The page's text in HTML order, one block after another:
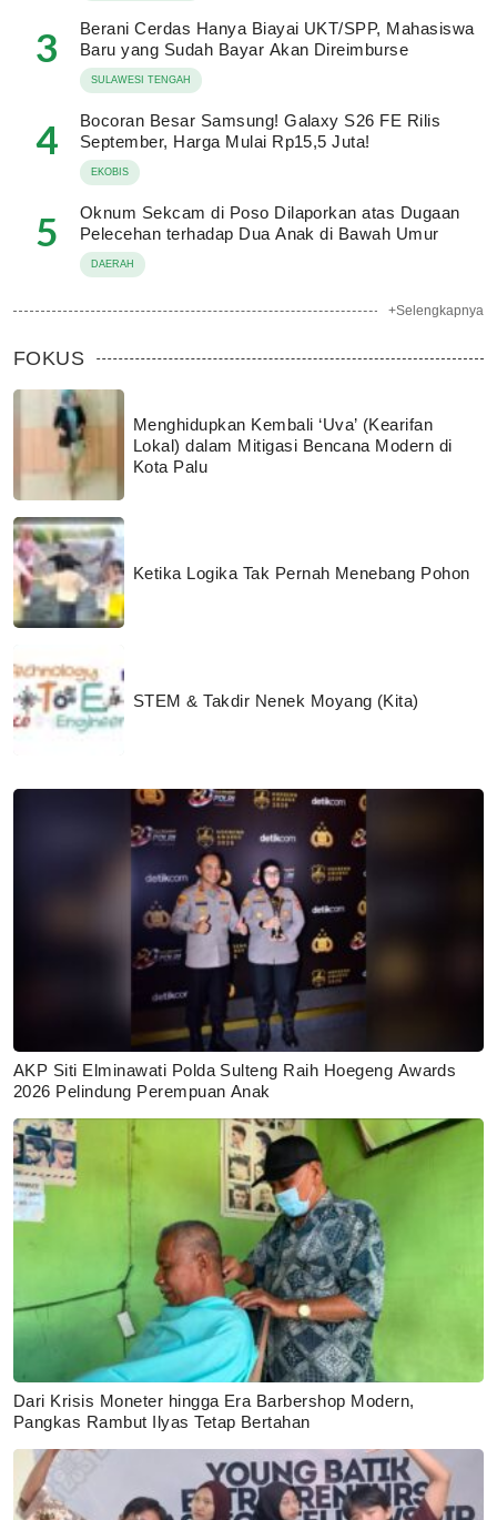
3
Berani Cerdas Hanya Biayai UKT/SPP, Mahasiswa
Baru yang Sudah Bayar Akan Direimburse
SULAWESI TENGAH
4
Bocoran Besar Samsung! Galaxy S26 FE Rilis
September, Harga Mulai Rp15,5 Juta!
EKOBIS
5
Oknum Sekcam di Poso Dilaporkan atas Dugaan
Pelecehan terhadap Dua Anak di Bawah Umur
DAERAH
+Selengkapnya
FOKUS
Menghidupkan Kembali ‘Uva’ (Kearifan
Lokal) dalam Mitigasi Bencana Modern di
Kota Palu
Ketika Logika Tak Pernah Menebang Pohon
STEM & Takdir Nenek Moyang (Kita)
AKP Siti Elminawati Polda Sulteng Raih Hoegeng Awards
2026 Pelindung Perempuan Anak
Dari Krisis Moneter hingga Era Barbershop Modern,
Pangkas Rambut Ilyas Tetap Bertahan